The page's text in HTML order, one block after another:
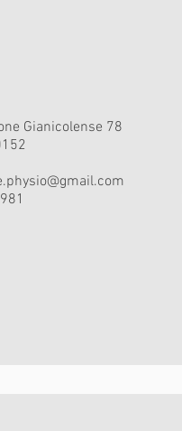
Gianicolense 78